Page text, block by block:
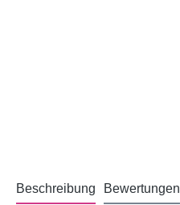
Beschreibung Bewertungen